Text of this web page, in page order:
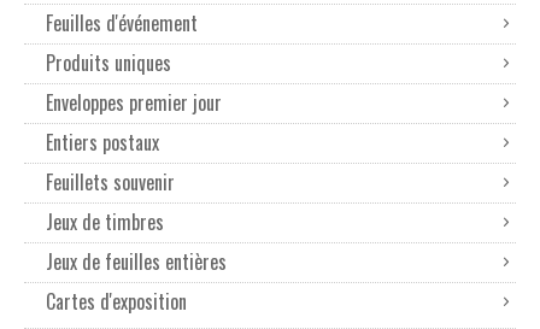
Feuilles d'événement
Produits uniques
Enveloppes premier jour
Entiers postaux
Feuillets souvenir
Jeux de timbres
Jeux de feuilles entières
Cartes d'exposition